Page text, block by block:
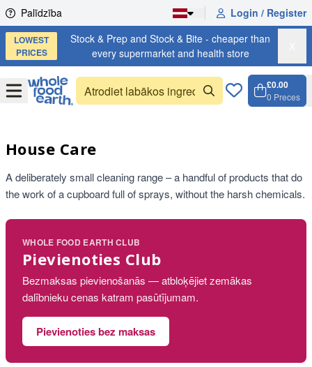
Skip to content
Palīdzība Login / Register
LOWEST
PRICES
Stock & Prep and Stock & Bite - cheaper than
every supermarket and health store
OpenMenu
£0.00
0 Preces
House Care
A deliberately small cleaning range – a handful of products that do
the work of a cupboard full of sprays, without the harsh chemicals.
WHOLE FOOD EARTH CLUB
Pievienoties Club
Bezmaksas pievienošanās — atbloķējiet zemākas
dalībnieku cenas katram pasūtījumam.
Pievienoties bez maksas